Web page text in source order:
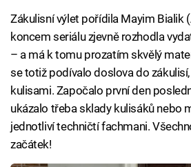
Zákulisní výlet pořídila Mayim Bialik
koncem seriálu zjevně rozhodla
– a má k tomu prozatím skvělý
se totiž podívalo doslova do
kulisami. Započalo první den
ukázalo třeba sklady kulisáků nebo
jednotliví techničtí fachmani.
začátek!